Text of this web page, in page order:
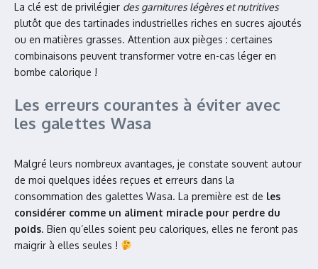
La clé est de privilégier des garnitures légères et nutritives
plutôt que des tartinades industrielles riches en sucres ajoutés
ou en matières grasses. Attention aux pièges : certaines
combinaisons peuvent transformer votre en-cas léger en
bombe calorique !
Les erreurs courantes à éviter avec
les galettes Wasa
Malgré leurs nombreux avantages, je constate souvent autour
de moi quelques idées reçues et erreurs dans la
consommation des galettes Wasa. La première est de les
considérer comme un aliment miracle pour perdre du
poids. Bien qu’elles soient peu caloriques, elles ne feront pas
maigrir à elles seules !